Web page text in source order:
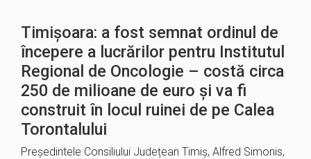
Timișoara: a fost semnat ordinul de
începere a lucrărilor pentru Institutul
Regional de Oncologie – costă circa
250 de milioane de euro și va fi
construit în locul ruinei de pe Calea
Torontalului
Președintele Consiliului Județean Timiș, Alfred Simonis,